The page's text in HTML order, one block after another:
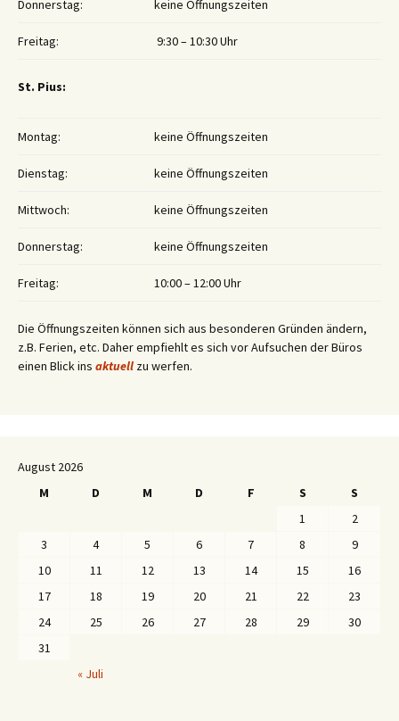
Donnerstag: keine Öffnungszeiten
Freitag: 9:30 – 10:30 Uhr
St. Pius:
Montag: keine Öffnungszeiten
Dienstag: keine Öffnungszeiten
Mittwoch: keine Öffnungszeiten
Donnerstag: keine Öffnungszeiten
Freitag: 10:00 – 12:00 Uhr
Die Öffnungszeiten können sich aus besonderen Gründen ändern,
z.B. Ferien, etc. Daher empfiehlt es sich vor Aufsuchen der Büros
einen Blick ins aktuell zu werfen.
August 2026
M
D M D F S
S
1
2
3
4 5 6 7 8
9
10
11 12 13 14 15
16
17
18 19 20 21 22
23
24
25 26 27 28 29
30
31
« Juli